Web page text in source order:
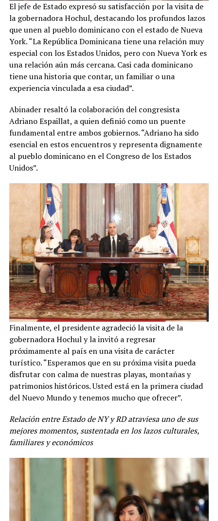
El jefe de Estado expresó su satisfacción por la visita de
la gobernadora Hochul, destacando los profundos lazos
que unen al pueblo dominicano con el estado de Nueva
York. “La República Dominicana tiene una relación muy
especial con los Estados Unidos, pero con Nueva York es
una relación aún más cercana. Casi cada dominicano
tiene una historia que contar, un familiar o una
experiencia vinculada a esa ciudad”.
Abinader resaltó la colaboración del congresista
Adriano Espaillat, a quien definió como un puente
fundamental entre ambos gobiernos. “Adriano ha sido
esencial en estos encuentros y representa dignamente
al pueblo dominicano en el Congreso de los Estados
Unidos”.
Finalmente, el presidente agradeció la visita de la
gobernadora Hochul y la invitó a regresar
próximamente al país en una visita de carácter
turístico. “Esperamos que en su próxima visita pueda
disfrutar con calma de nuestras playas, montañas y
patrimonios históricos. Usted está en la primera ciudad
del Nuevo Mundo y tenemos mucho que ofrecer”.
Relación entre Estado de NY y RD atraviesa uno de sus
mejores momentos, sustentada en los lazos culturales,
familiares y económicos